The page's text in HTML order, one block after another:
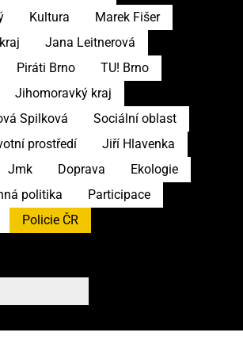
Kultura
Marek Fišer
Jana Leitnerová
Piráti Brno
TU! Brno
Jihomoravký kraj
Spilková
Sociální oblast
prostředí
Jiří Hlavenka
Jmk Doprava
Ekologie
politika
Participace
Policie ČR